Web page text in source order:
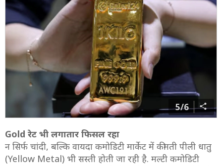
5/6
Gold रेट भी लगातार फिसल रहा
न सिर्फ चांदी, बल्कि वायदा कमोडिटी मार्केट में कीमती पीली धातु
(Yellow Metal) भी सस्ती होती जा रही है. मल्टी कमोडिटी